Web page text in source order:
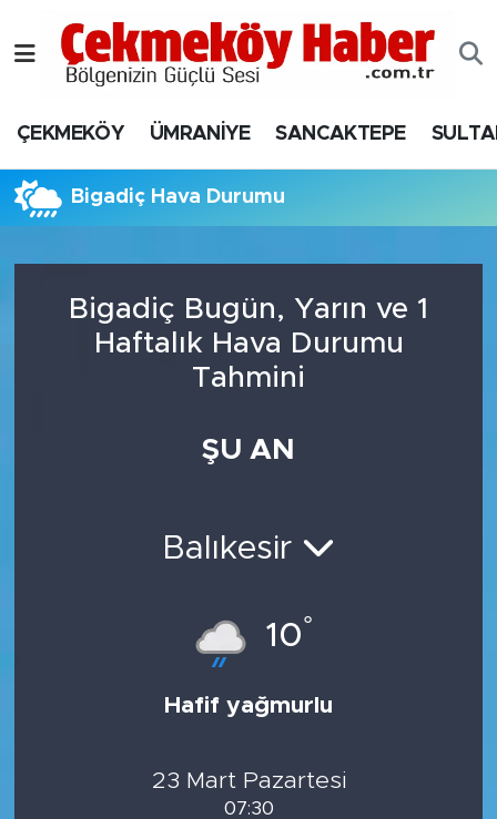
ÇEKMEKÖY ÜMRANİYE SANCAKTEPE
Bigadiç Hava Durumu
Bigadiç Bugün, Yarın ve 1
Haftalık Hava Durumu
Tahmini
ŞU AN
Balıkesir
10°
Hafif yağmurlu
23 Mart Pazartesi
07:30
Nöbetçi Eczaneler
Hava Durumu
Namaz Vakitleri
Süper Lig Puan Durumu ve Fikstür
Tüm Manşetler